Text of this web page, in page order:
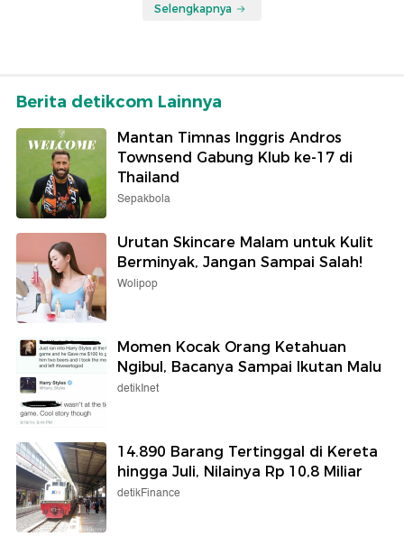
Selengkapnya
Berita detikcom Lainnya
Mantan Timnas Inggris Andros
Townsend Gabung Klub ke-17 di
Thailand
Sepakbola
Urutan Skincare Malam untuk Kulit
Berminyak, Jangan Sampai Salah!
Wolipop
Momen Kocak Orang Ketahuan
Ngibul, Bacanya Sampai Ikutan Malu
detikInet
14.890 Barang Tertinggal di Kereta
hingga Juli, Nilainya Rp 10,8 Miliar
detikFinance